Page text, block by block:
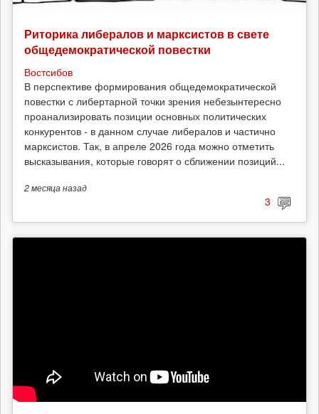
Риторика либералов и марксистов в свете
общедемократической повестки
Востсибов
В перспективе формирования общедемократической
повестки с либертарной точки зрения небезынтересно
проанализировать позиции основных политических
конкурентов - в данном случае либералов и частично
марксистов. Так, в апреле 2026 года можно отметить
высказывания, которые говорят о сближении позиций...
2 месяцаназад
3